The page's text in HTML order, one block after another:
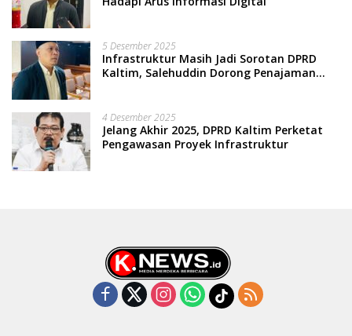
5 Desember 2025
Infrastruktur Masih Jadi Sorotan DPRD
Kaltim, Salehuddin Dorong Penajaman
4 Desember 2025
Jelang Akhir 2025, DPRD Kaltim Perketat
Pengawasan Proyek Infrastruktur